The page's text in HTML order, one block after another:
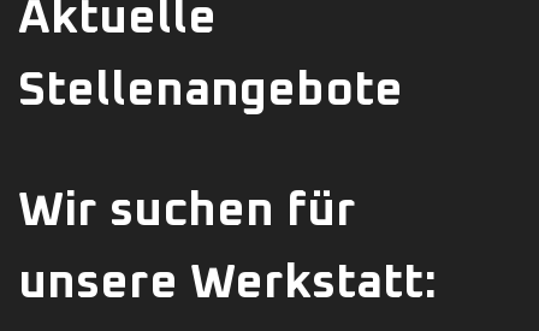
Aktuelle
Stellenangebote
Wir suchen für
unsere Werkstatt: